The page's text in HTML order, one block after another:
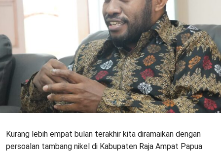
Kurang lebih empat bulan terakhir kita diramaikan dengan
persoalan tambang nikel di Kabupaten Raja Ampat Papua